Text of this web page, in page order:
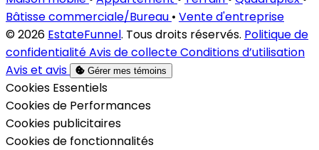
Bâtisse commerciale/Bureau • Vente d'entreprise
© 2026 EstateFunnel. Tous droits réservés. Politique de
confidentialitéAvis de collecteConditions d’utilisation
Avis et avis
Gérer mes témoins
Activer
Cookies Essentiels
Activer
Cookies de Performances
Activer
Cookies publicitaires
Activer
Cookies de fonctionnalités